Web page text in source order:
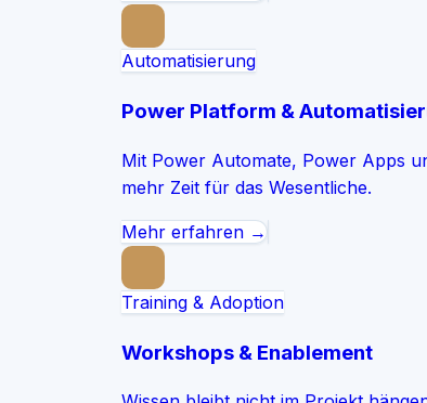
Automatisierung
Power Platform &
Mit Power Automate, Power Apps
mehr Zeit für das Wesentliche.
Mehr erfahren →
Training & Adoption
Workshops & Enablement